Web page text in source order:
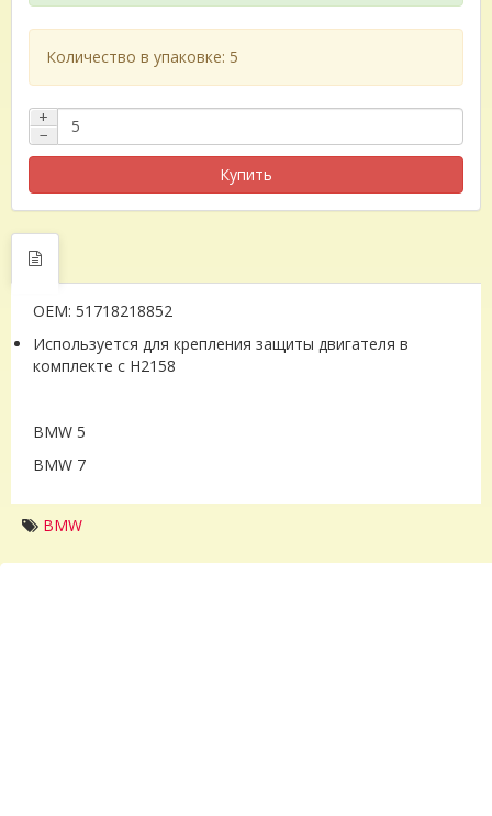
Количество в упаковке: 5
+
−
Купить
OEM: 51718218852
Используется для крепления защиты двигателя в
комплекте с H2158
BMW 5
BMW 7
BMW